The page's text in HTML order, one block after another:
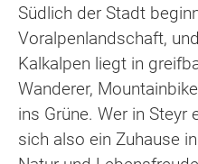
Südlich der Stadt
Voralpenlandschaft,
Kalkalpen liegt in
Wanderer,
ins Grüne. Wer in Steyr
sich also ein Zuhause